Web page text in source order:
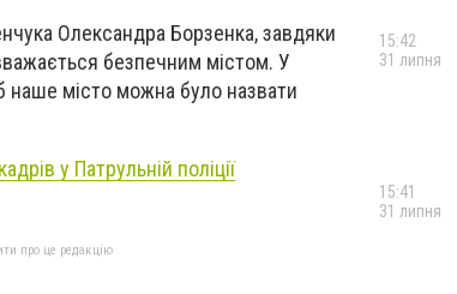
Олександра Борзенка, завдяки
безпечним містом. У
місто можна було назвати
у Патрульній поліції
про це редакцію
15:42
31 липня
15:41
31 липня